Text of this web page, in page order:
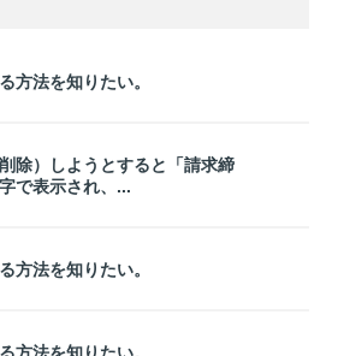
方法を知りたい。
除）しようとすると「請求締
で表示され、...
方法を知りたい。